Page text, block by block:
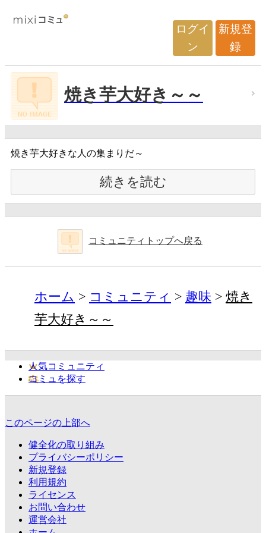
ログイ
ン
新規登
録
焼き芋大好き～～
焼き芋大好きな人の集まりだ～
続きを読む
コミュニティトップへ戻る
ホーム コミュニティ 趣味
焼き
芋大好き～～
人気コミュニティ
コミュを探す
このページの上部へ
健全化の取り組み
プライバシーポリシー
新規登録
利用規約
ライセンス
お問い合わせ
運営会社